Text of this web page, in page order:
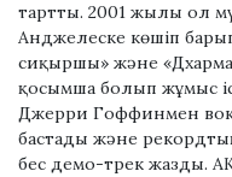
тартты. 2001 жылы ол
Анджелеске көшіп
сиқыршы» және
қосымша болып жұмыс
Джерри Гоффинмен
бастады және
бес демо-трек жазды.